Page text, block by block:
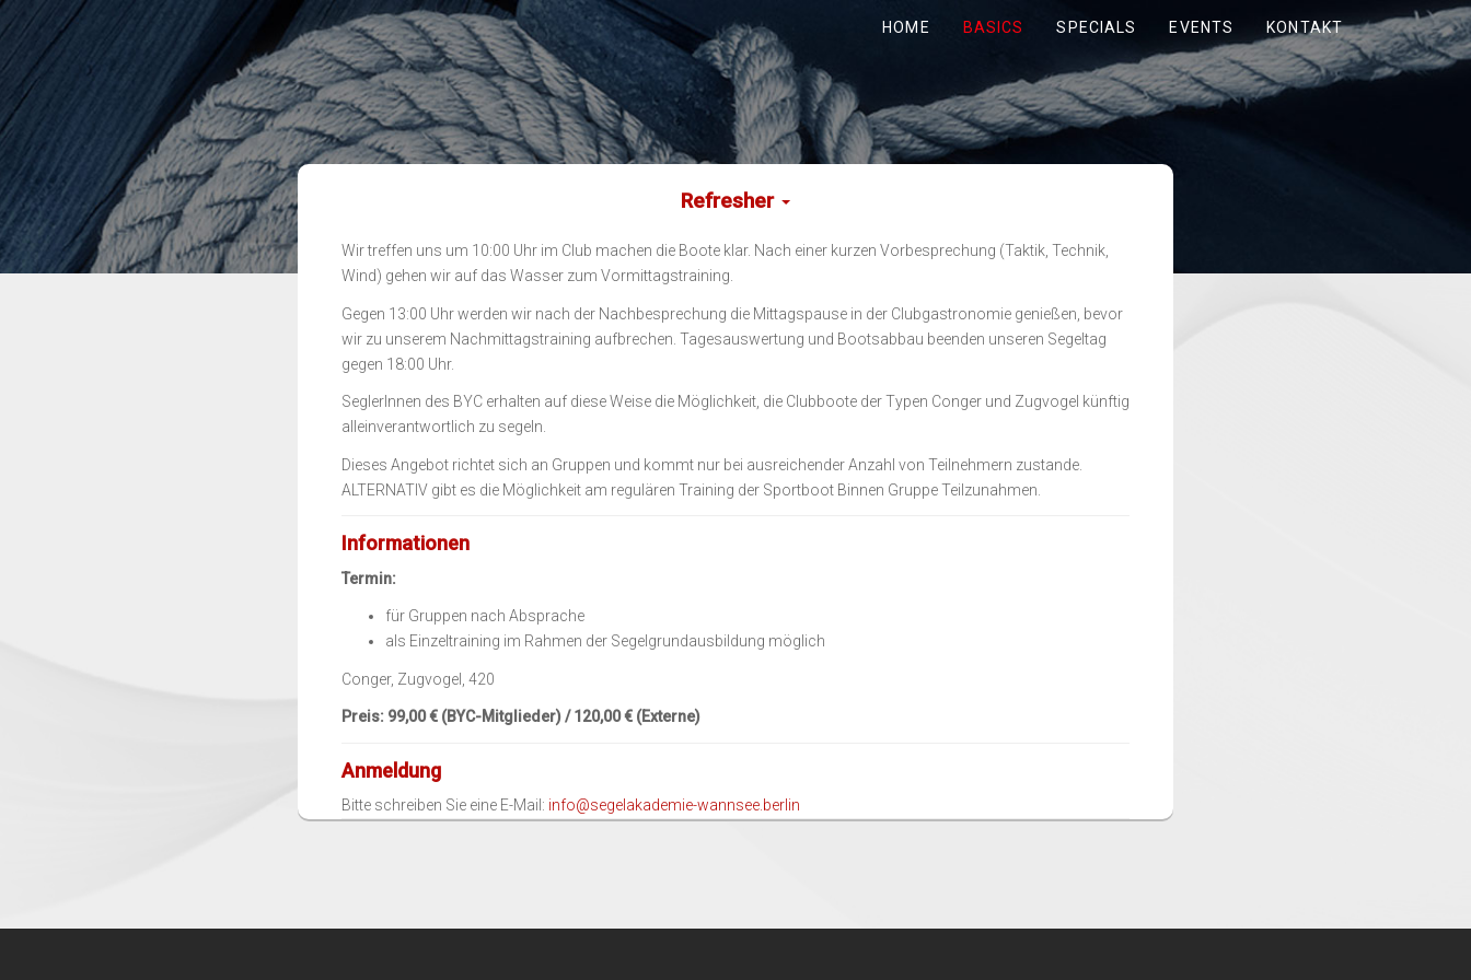
HOME BASICS SPECIALS EVENTS KONTAKT
Refresher
Wir treffen uns um 10:00 Uhr im Club machen die Boote klar. Nach einer kurzen Vorbesprechung (Taktik, Technik,
Wind) gehen wir auf das Wasser zum Vormittagstraining.
Gegen 13:00 Uhr werden wir nach der Nachbesprechung die Mittagspause in der Clubgastronomie genießen, bevor
wir zu unserem Nachmittagstraining aufbrechen. Tagesauswertung und Bootsabbau beenden unseren Segeltag
gegen 18:00 Uhr.
SeglerInnen des BYC erhalten auf diese Weise die Möglichkeit, die Clubboote der Typen Conger und Zugvogel künftig
alleinverantwortlich zu segeln.
Dieses Angebot richtet sich an Gruppen und kommt nur bei ausreichender Anzahl von Teilnehmern zustande.
ALTERNATIV gibt es die Möglichkeit am regulären Training der Sportboot Binnen Gruppe Teilzunahmen.
Informationen
Termin:
für Gruppen nach Absprache
als Einzeltraining im Rahmen der Segelgrundausbildung möglich
Conger, Zugvogel, 420
Preis: 99,00 € (BYC-Mitglieder) / 120,00 € (Externe)
Anmeldung
Bitte schreiben Sie eine E-Mail: info@segelakademie-wannsee.berlin